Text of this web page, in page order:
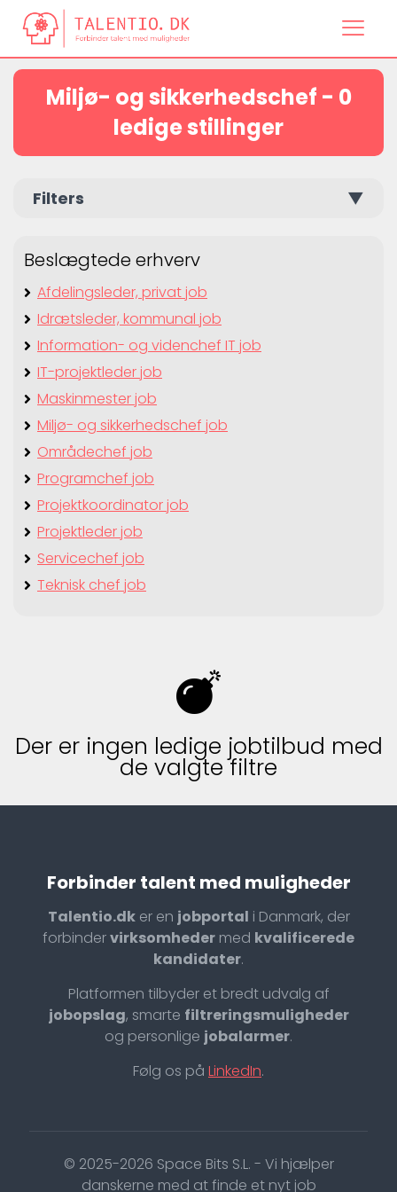
Miljø- og sikkerhedschef - 0
ledige stillinger
Filters ▼
Beslægtede erhverv
Afdelingsleder, privat job
Idrætsleder, kommunal job
Information- og videnchef IT job
IT-projektleder job
Maskinmester job
Miljø- og sikkerhedschef job
Områdechef job
Programchef job
Projektkoordinator job
Projektleder job
Servicechef job
Teknisk chef job
Der er ingen ledige jobtilbud med
de valgte filtre
Forbinder talent med muligheder
Talentio.dker en jobportal i Danmark, der
forbindervirksomheder med kvalificerede
kandidater.
Platformen tilbyder et bredt udvalg af
jobopslag, smarte filtreringsmuligheder
og personlige jobalarmer.
Følg os på LinkedIn.
© 2025-2026 Space Bits S.L. - Vi hjælper
danskerne med at finde et nyt job